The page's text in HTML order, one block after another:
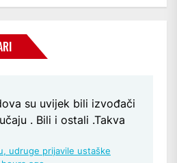
su uvijek bili izvođači
. Bili i ostali .Takva
udruge prijavile ustaške